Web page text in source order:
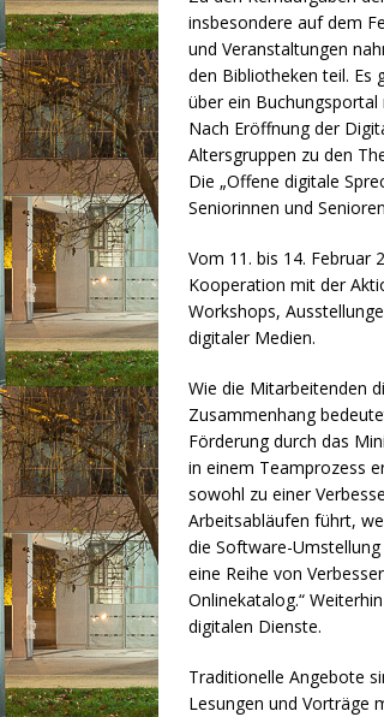
insbesondere auf dem
und Veranstaltungen
den Bibliotheken teil. Es
über ein Buchungsportal
Nach Eröffnung der
Altersgruppen zu den
Die „Offene digitale
Seniorinnen und
Vom 11. bis 14. Februar
Kooperation mit der
Workshops,
digitaler Medien.
Wie die Mitarbeitenden
Zusammenhang
Förderung durch das
in einem Teamprozess
sowohl zu einer
Arbeitsabläufen führt,
die Software-
eine Reihe von
Onlinekatalog.“
digitalen Dienste.
Traditionelle Angebote
Lesungen und Vorträge